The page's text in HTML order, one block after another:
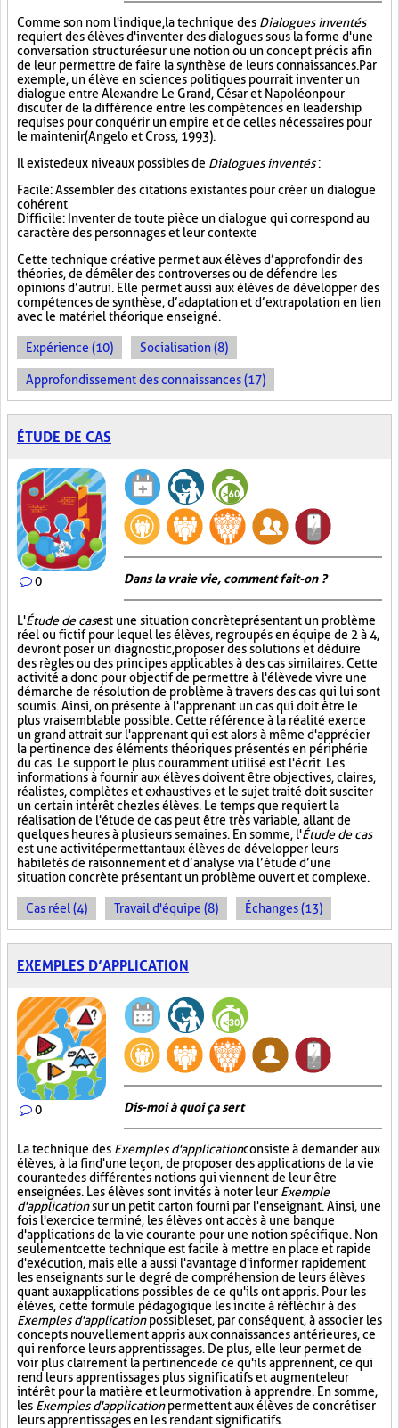
Comme son nom l'indique, la technique des Dialogues inventés
requiert des élèves d'inventer des dialogues sous la forme d'une
conversation structurée sur une notion ou un concept précis afin
de leur permettre de faire la synthèse de leurs connaissances. Par
exemple, un élève en sciences politiques pourrait inventer un
dialogue entre Alexandre Le Grand, César et Napoléon pour
discuter de la différence entre les compétences en leadership
requises pour conquérir un empire et de celles nécessaires pour
le maintenir (Angelo et Cross, 1993).
Il existe deux niveaux possibles de Dialogues inventés:
Facile : Assembler des citations existantes pour créer un dialogue
cohérent
Difficile : Inventer de toute pièce un dialogue qui correspond au
caractère des personnages et leur contexte
Cette technique créative permet aux élèves d’approfondir des
théories, de démêler des controverses ou de défendre les
opinions d’autrui. Elle permet aussi aux élèves de développer des
compétences de synthèse, d’adaptation et d’extrapolation en lien
avec le matériel théorique enseigné.
Expérience (10) Socialisation (8)
Approfondissement des connaissances (17)
ÉTUDE DE CAS
0 Dans la vraie vie, comment fait-on ?
L'Étude de casest une situation concrète présentant un problème
réel ou fictif pour lequel les élèves, regroupés en équipe de 2 à 4,
devront poser un diagnostic, proposer des solutions et déduire
des règles ou des principes applicables à des cas similaires. Cette
activité a donc pour objectif de permettre à l'élève de vivre une
démarche de résolution de problème à travers des cas qui lui sont
soumis. Ainsi, on présente à l'apprenant un cas qui doit être le
plus vraisemblable possible. Cette référence à la réalité exerce
un grand attrait sur l'apprenant qui est alors à même d'apprécier
la pertinence des éléments théoriques présentés en périphérie
du cas. Le support le plus couramment utilisé est l'écrit. Les
informations à fournir aux élèves doivent être objectives, claires,
réalistes, complètes et exhaustives et le sujet traité doit susciter
un certain intérêt chez les élèves. Le temps que requiert la
réalisation de l'étude de cas peut être très variable, allant de
quelques heures à plusieurs semaines. En somme, l'Étude de cas
est une activité permettant aux élèves de développer leurs
habiletés de raisonnement et d’analyse via l’étude d’une
situation concrète présentant un problème ouvert et complexe.
Cas réel (4) Travail d'équipe (8) Échanges (13)
EXEMPLES D’APPLICATION
0 Dis-moi à quoi ça sert
La technique des Exemples d'applicationconsiste à demander aux
élèves, à la fin d'une leçon, de proposer des applications de la vie
courante des différentes notions qui viennent de leur être
enseignées. Les élèves sont invités à noter leur Exemple
d'applicationsur un petit carton fourni par l'enseignant. Ainsi, une
fois l'exercice terminé, les élèves ont accès à une banque
d'applications de la vie courante pour une notion spécifique. Non
seulement cette technique est facile à mettre en place et rapide
d'exécution, mais elle a aussi l'avantage d'informer rapidement
les enseignants sur le degré de compréhension de leurs élèves
quant aux applications possibles de ce qu'ils ont appris. Pour les
élèves, cette formule pédagogique les incite à réfléchir à des
Exemples d'applicationpossibles et, par conséquent, à associer les
concepts nouvellement appris aux connaissances antérieures, ce
qui renforce leurs apprentissages. De plus, elle leur permet de
voir plus clairement la pertinence de ce qu'ils apprennent, ce qui
rend leurs apprentissages plus significatifs et augmente leur
intérêt pour la matière et leur motivation à apprendre. En somme,
les Exemples d'applicationpermettent aux élèves de concrétiser
leurs apprentissages en les rendant significatifs.